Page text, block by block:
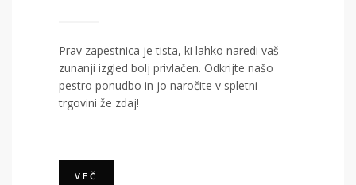
Prav zapestnica je tista, ki lahko naredi vaš
zunanji izgled bolj privlačen. Odkrijte našo
pestro ponudbo in jo naročite v spletni
trgovini že zdaj!
VEČ